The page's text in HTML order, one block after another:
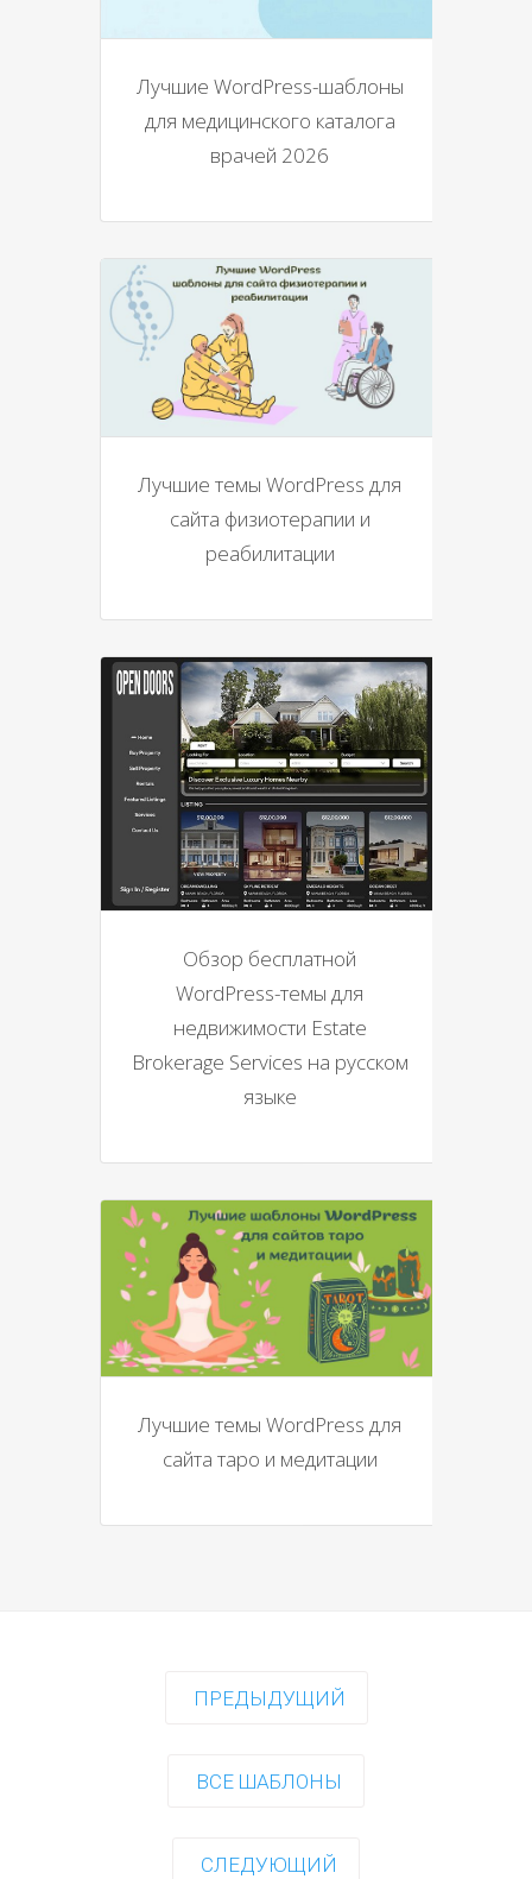
Лучшие WordPress-шаблоны
для медицинского каталога
врачей 2026
Лучшие темы WordPress для
сайта физиотерапии и
реабилитации
Обзор бесплатной
WordPress-темы для
недвижимости Estate
Brokerage Services на русском
языке
Лучшие темы WordPress для
сайта таро и медитации
ПРЕДЫДУЩИЙ
ВСЕ ШАБЛОНЫ
СЛЕДУЮЩИЙ